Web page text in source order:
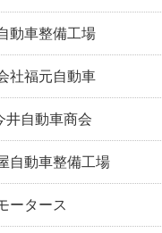
動車整備工場
社福元自動車
井自動車商会
自動車整備工場
ータース